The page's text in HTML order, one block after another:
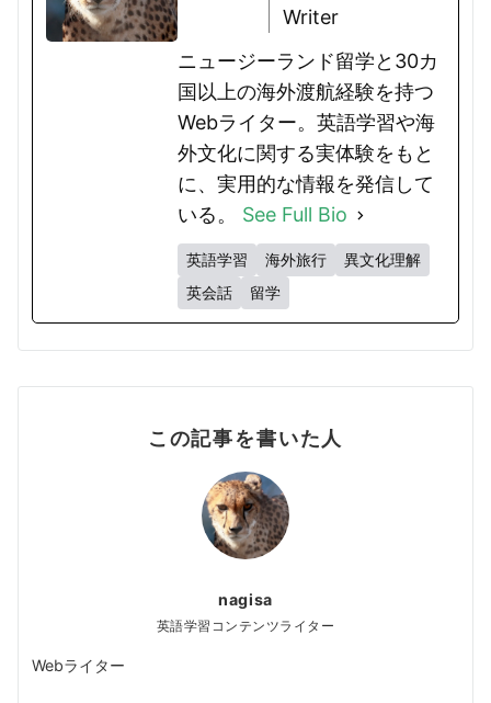
Writer
ニュージーランド留学と30カ
国以上の海外渡航経験を持つ
Webライター。英語学習や海
外文化に関する実体験をもと
に、実用的な情報を発信して
いる。 See Full Bio
英語学習 海外旅行
異文化理解
英会話
留学
この記事を書いた人
nagisa
英語学習コンテンツライター
Webライター